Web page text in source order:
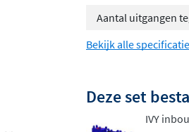
Aantal uitgangen
Bekijk alle
Deze set
IVY